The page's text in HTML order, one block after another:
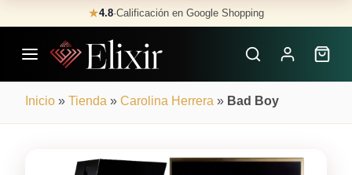
to
content
★4.8·Calificación en Google Shopping
Inicio » Tienda » Carolina Herrera » Bad Boy